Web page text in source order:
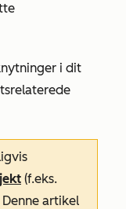
i dit
(f.eks.
artikel